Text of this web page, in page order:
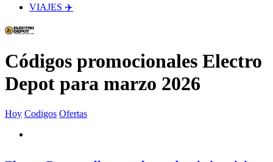
VIAJES ✈️
Códigos promocionales Electro
Depot para marzo 2026
Hoy Codigos Ofertas